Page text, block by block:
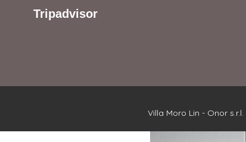
Tripadvisor
Villa Moro Lin - Onor s.r.l.